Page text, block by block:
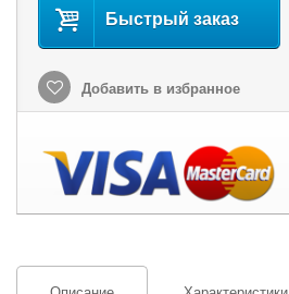
Быстрый заказ
Добавить в избранное